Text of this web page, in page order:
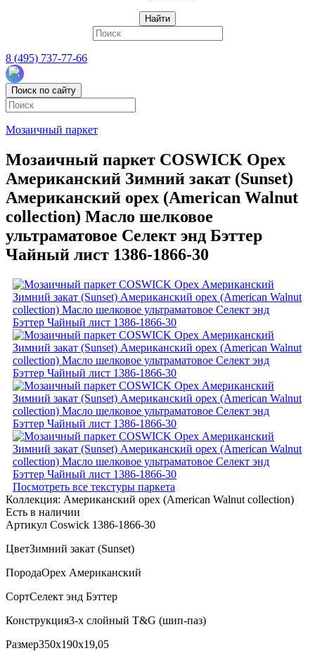
Найти
8 (495) 737-77-66
Поиск по сайту
Мозаичный паркет
Мозаичный паркет COSWICK Орех
Американский Зимний закат (Sunset)
Американский орех (American Walnut
collection) Масло шелковое
ультраматовое Селект энд Бэттер
Чайный лист 1386-1866-30
Посмотреть все текстуры паркета
Коллекция: Американский орех (American Walnut collection)
Есть в наличии
Артикул Coswick 1386-1866-30
ЦветЗимний закат (Sunset)
ПородаОрех Американский
СортСелект энд Бэттер
Конструкция3-х слойный T&G (шип-паз)
Размер350x190x19,05